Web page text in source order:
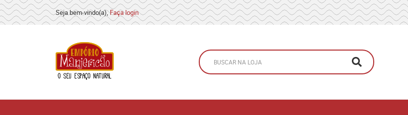
Seja bem-vindo(a),Faça login